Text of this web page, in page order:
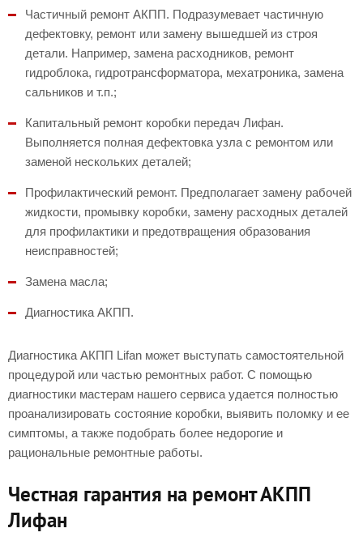
Частичный ремонт АКПП. Подразумевает частичную
дефектовку, ремонт или замену вышедшей из строя
детали. Например, замена расходников, ремонт
гидроблока, гидротрансформатора, мехатроника, замена
сальников и т.п.;
Капитальный ремонт коробки передач Лифан.
Выполняется полная дефектовка узла с ремонтом или
заменой нескольких деталей;
Профилактический ремонт. Предполагает замену рабочей
жидкости, промывку коробки, замену расходных деталей
для профилактики и предотвращения образования
неисправностей;
Замена масла;
Диагностика АКПП.
Диагностика АКПП Lifan может выступать самостоятельной
процедурой или частью ремонтных работ. С помощью
диагностики мастерам нашего сервиса удается полностью
проанализировать состояние коробки, выявить поломку и ее
симптомы, а также подобрать более недорогие и
рациональные ремонтные работы.
Честная гарантия на ремонт АКПП
Лифан